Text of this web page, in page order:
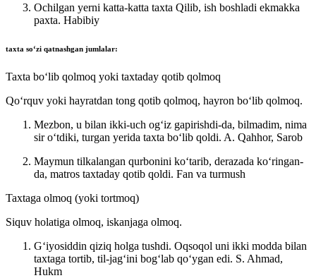
Ochilgan yerni katta-katta taxta Qilib, ish boshladi ekmakka
paxta. Habibiy
taxta soʻzi qatnashgan jumlalar:
Taxta boʻlib qolmoq yoki taxtaday qotib qolmoq
Qoʻrquv yoki hayratdan tong qotib qolmoq, hayron boʻlib qolmoq.
Mezbon, u bilan ikki-uch ogʻiz gapirishdi-da, bilmadim, nima
sir oʻtdiki, turgan yerida taxta boʻlib qoldi. A. Qahhor, Sarob
Maymun tilkalangan qurbonini koʻtarib, derazada koʻringan-
da, matros taxtaday qotib qoldi. Fan va turmush
Taxtaga olmoq (yoki tortmoq)
Siquv holatiga olmoq, iskanjaga olmoq.
Gʻiyosiddin qiziq holga tushdi. Oqsoqol uni ikki modda bilan
taxtaga tortib, til-jagʻini bogʻlab qoʻygan edi. S. Ahmad,
Hukm